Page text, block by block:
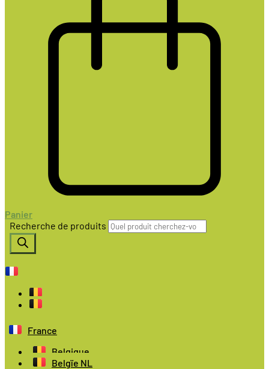
Panier
Recherche de produits
France
Belgique
Belgïe NL